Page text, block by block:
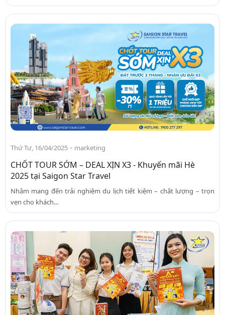
Thứ Tư, 16/04/2025 - marketing
CHỐT TOUR SỚM – DEAL XỊN X3 - Khuyến mãi Hè
2025 tại Saigon Star Travel
Nhằm mang đến trải nghiệm du lịch tiết kiệm – chất lượng – trọn
vẹn cho khách...